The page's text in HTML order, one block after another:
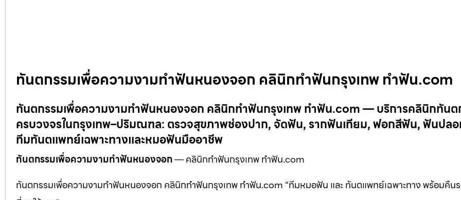
ทันตกรรมเพื่อความงามทำฟันหนองจอก คลินิกทำฟันกรุงเทพ ทำฟัน.com
ทันตกรรมเพื่อความงามทำฟันหนองจอก คลินิกทำฟันกรุงเทพ ทำฟัน.com — บริการคลินิกทันต
ครบวงจรในกรุงเทพ–ปริมณฑล: ตรวจสุขภาพช่องปาก, จัดฟัน, รากฟันเทียม, ฟอกสีฟัน, ฟันปล
ทีมทันตแพทย์เฉพาะทางและหมอฟันมืออาชีพ
ทันตกรรมเพื่อความงามทำฟันหนองจอก— คลินิกทำฟันกรุงเทพ ทำฟัน.com
ทันตกรรมเพื่อความงามทำฟันหนองจอก คลินิกทำฟันกรุงเทพ ทำฟัน.com “ทีมหมอฟัน และ ทันตแพทย์เฉพาะทาง พร้อมคืน